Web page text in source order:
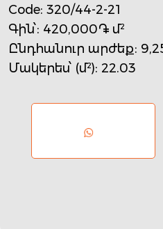
Code: 320/44-2-21
Գին՝: 420,000֏ մ²
Ընդհանուր արժեք:
Մակերես՝ (մ²): 22.03